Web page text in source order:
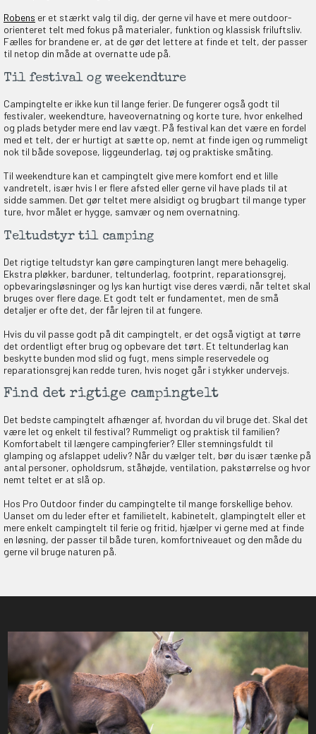
Robens er et stærkt valg til dig, der gerne vil have et mere outdoor-
orienteret telt med fokus på materialer, funktion og klassisk friluftsliv.
Fælles for brandene er, at de gør det lettere at finde et telt, der passer
til netop din måde at overnatte ude på.
Til festival og weekendture
Campingtelte er ikke kun til lange ferier. De fungerer også godt til
festivaler, weekendture, haveovernatning og korte ture, hvor enkelhed
og plads betyder mere end lav vægt. På festival kan det være en fordel
med et telt, der er hurtigt at sætte op, nemt at finde igen og rummeligt
nok til både sovepose, liggeunderlag, tøj og praktiske småting.
Til weekendture kan et campingtelt give mere komfort end et lille
vandretelt, især hvis I er flere afsted eller gerne vil have plads til at
sidde sammen. Det gør teltet mere alsidigt og brugbart til mange typer
ture, hvor målet er hygge, samvær og nem overnatning.
Teltudstyr til camping
Det rigtige teltudstyr kan gøre campingturen langt mere behagelig.
Ekstra pløkker, barduner, teltunderlag, footprint, reparationsgrej,
opbevaringsløsninger og lys kan hurtigt vise deres værdi, når teltet skal
bruges over flere dage. Et godt telt er fundamentet, men de små
detaljer er ofte det, der får lejren til at fungere.
Hvis du vil passe godt på dit campingtelt, er det også vigtigt at tørre
det ordentligt efter brug og opbevare det tørt. Et teltunderlag kan
beskytte bunden mod slid og fugt, mens simple reservedele og
reparationsgrej kan redde turen, hvis noget går i stykker undervejs.
Find det rigtige campingtelt
Det bedste campingtelt afhænger af, hvordan du vil bruge det. Skal det
være let og enkelt til festival? Rummeligt og praktisk til familien?
Komfortabelt til længere campingferier? Eller stemningsfuldt til
glamping og afslappet udeliv? Når du vælger telt, bør du især tænke på
antal personer, opholdsrum, ståhøjde, ventilation, pakstørrelse og hvor
nemt teltet er at slå op.
Hos Pro Outdoor finder du campingtelte til mange forskellige behov.
Uanset om du leder efter et familietelt, kabinetelt, glampingtelt eller et
mere enkelt campingtelt til ferie og fritid, hjælper vi gerne med at finde
en løsning, der passer til både turen, komfortniveauet og den måde du
gerne vil bruge naturen på.